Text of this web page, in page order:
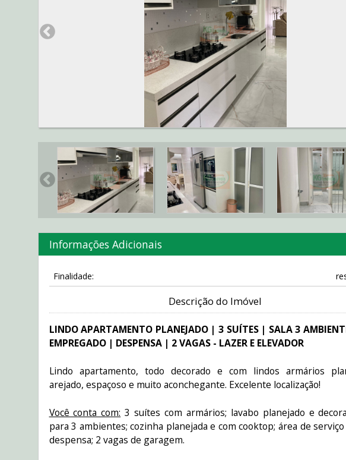
Informações Adicionais
Finalidade:
Descrição do Imóvel
LINDO APARTAMENTO PLANEJADO | 3 SUÍTES | SALA 3
EMPREGADO | DESPENSA | 2 VAGAS - LAZER E ELEVADOR
Lindo apartamento, todo decorado e com lindos armários
arejado, espaçoso e muito aconchegante. Excelente localização!
Você conta com: 3 suítes com armários; lavabo planejado e
para 3 ambientes; cozinha planejada e com cooktop; área de serviço
despensa; 2 vagas de garagem.